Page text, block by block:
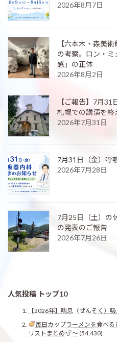
2026年8月7日
【六本木・森美
の考察。ロン・
感」の正体
2026年8月2日
【ご報告】7月31
札幌での講演を終
2026年7月31日
7月31日（金）呼
2026年7月28日
7月25日（土）の
の発表のご報告
2026年7月26日
人気投稿 トップ10
【2026年】喘息（ぜんそく）
毎日カップラーメンを食べ
リストまとめ
〜(54,430)